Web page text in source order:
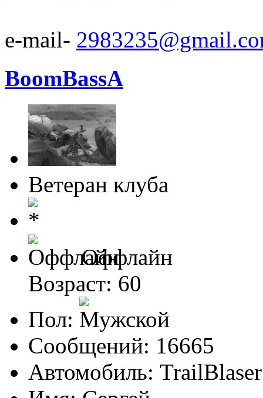
e-mail-
BoomBassA
Ветеран клуба
Оффлайн
Возраст: 60
Пол:
Сообщений: 16665
Автомобиль: